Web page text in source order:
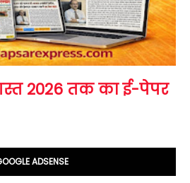
2026 तक का ई-पेपर
ADSENSE